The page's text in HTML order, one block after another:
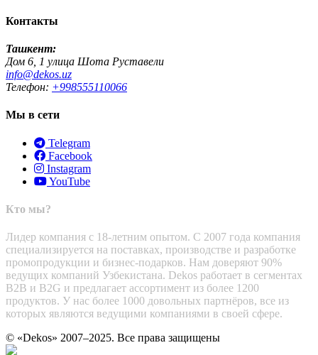
Контакты
Ташкент:
Дом 6, 1 улица Шота Руставели
info@dekos.uz
Телефон: +998555110066
Мы в сети
Telegram
Facebook
Instagram
YouTube
Кто мы?
Лидер компания с 18-летним опытом. С 2007 года компания
специализируется на поставках, производстве и разработке
промопродукции и бизнес-подарков. Нам доверяют 90%
ведущих компаний Узбекистана. Dekos работает в сегментах
B2B и B2G и предлагает ассортимент из более 1200
продуктов. У нас более 1000 довольных партнёров, все из
которых являются ведущими компаниями в своей сфере.
© «Dekos» 2007–2025. Все права защищены